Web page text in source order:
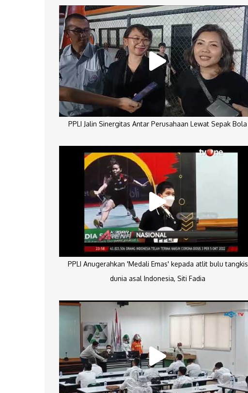
PPLI Jalin Sinergitas Antar Perusahaan Lewat Sepak Bola
PPLI Anugerahkan 'Medali Emas' kepada atlit bulu tangkis
dunia asal Indonesia, Siti Fadia